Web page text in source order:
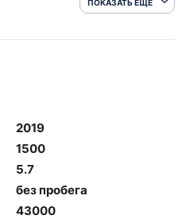
ПОКАЗАТЬ ЕЩЕ
2019
1500
5.7
без пробега
43000